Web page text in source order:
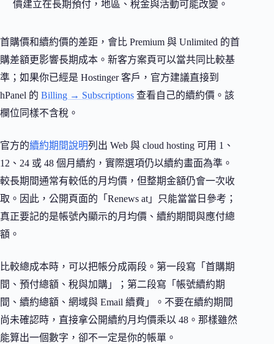
價建立在長期預付，地區、稅金與活動可能改變。
首購價和續約價的差距，會比 Premium 與 Unlimited 的首
購差額更影響長期成本。新客方案頁可以當共同比較基
準；如果你已經是 Hostinger 客戶，官方建議直接到
hPanel 的 Billing → Subscriptions 查看自己的續約價。該
欄位同樣不含稅。
官方的續約期間說明列出 Web 與 cloud hosting 可用 1、
12、24 或 48 個月續約，實際選項仍以續約畫面為準。
較長期間通常有較低的月均價，但整期金額仍會一次收
取。因此，公開頁面的「Renews at」只能當當日參考；
真正要記的是帳號內顯示的月均價、續約期間與應付總
額。
比較總成本時，可以把帳分成兩段。第一段寫「首購期
間、預付總額、稅與加購」；第二段寫「帳號續約期
間、續約總額、網域與 Email 續費」。不要在續約期間
尚未確認時，直接拿公開續約月均價乘以 48。那樣雖然
能算出一個數字，卻不一定是你的帳單。